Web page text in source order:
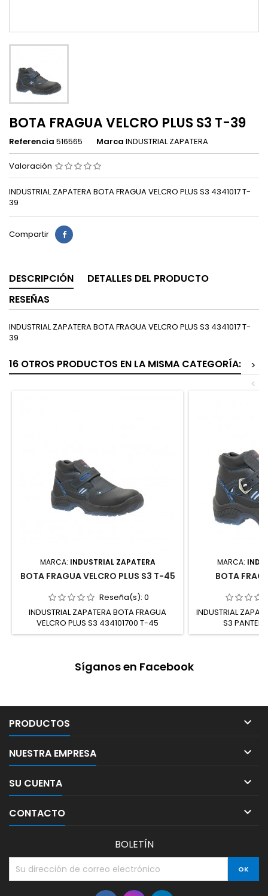
BOTA FRAGUA VELCRO PLUS S3 T-39
Referencia 516565 Marca INDUSTRIAL ZAPATERA
Valoración
INDUSTRIAL ZAPATERA BOTA FRAGUA VELCRO PLUS S3 4341017 T-
39
Compartir
DESCRIPCIÓN
DETALLES DEL PRODUCTO
RESEÑAS
INDUSTRIAL ZAPATERA BOTA FRAGUA VELCRO PLUS S3 4341017 T-
39
16 OTROS PRODUCTOS EN LA MISMA CATEGORÍA:
>
<
MARCA: INDUSTRIAL ZAPATERA
BOTA FRAGUA VELCRO PLUS S3 T-45
Reseña(s): 0
INDUSTRIAL ZAPATERA BOTA FRAGUA
VELCRO PLUS S3 434101700 T-45
MARCA:
BOTA
INDUSTRIAL
S3
Síganos en Facebook
PRODUCTOS 
NUESTRA EMPRESA 
SU CUENTA 
CONTACTO 
BOLETÍN